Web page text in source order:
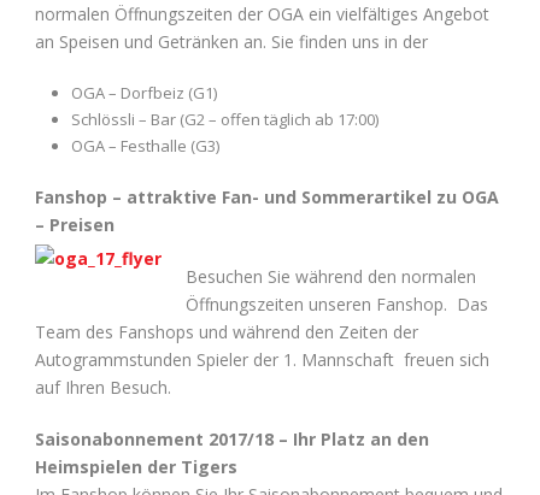
normalen Öffnungszeiten der OGA ein vielfältiges Angebot
an Speisen und Getränken an. Sie finden uns in der
OGA – Dorfbeiz (G1)
Schlössli – Bar (G2 – offen täglich ab 17:00)
OGA – Festhalle (G3)
Fanshop – attraktive Fan- und Sommerartikel zu OGA
– Preisen
Besuchen Sie während den normalen
Öffnungszeiten unseren Fanshop. Das
Team des Fanshops und während den Zeiten der
Autogrammstunden Spieler der 1. Mannschaft freuen sich
auf Ihren Besuch.
Saisonabonnement 2017/18 – Ihr Platz an den
Heimspielen der Tigers